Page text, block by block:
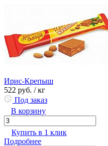
Ирис-Крепыш
522 руб. / кг
Под заказ
В корзину
Купить в 1 клик
Подробнее